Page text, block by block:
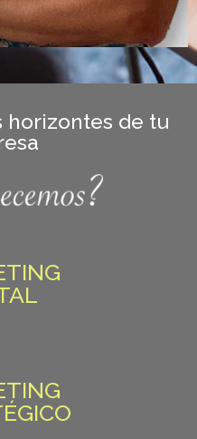
horizontes de tu